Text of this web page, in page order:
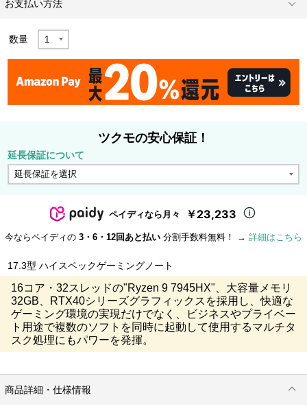
お支払い方法
数量
ツクモの安心保証！
延長保証について
ペイディなら月々 ￥23,233
今ならペイディの 3・6・12回あと払い 分割手数料無料！ → 詳細はこちら
17.3型 ハイスペックゲーミングノート
16コア・32スレッドの"Ryzen 9 7945HX"、大容量メモリ
32GB、RTX40シリーズグラフィックスを採用し、快適な
ゲーミング環境の実現だけでなく、ビジネスやプライベー
ト用途で複数のソフトを同時に起動して使用するマルチタ
スク処理にもパワーを発揮。
商品詳細・仕様情報